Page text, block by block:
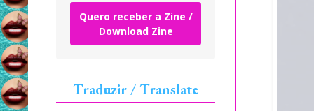
Quero receber a Zine /
Download Zine
Traduzir / Translate